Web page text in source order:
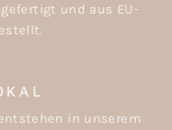
und aus EU-
in unserem